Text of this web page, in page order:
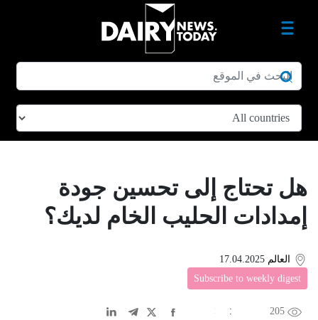
هل تحتاج إلى تحسين جودة
إمدادات الحليب الخام لديك؟
العالم 17.04.2025
Subscribe to weekly digest
205
中文
DE عربى